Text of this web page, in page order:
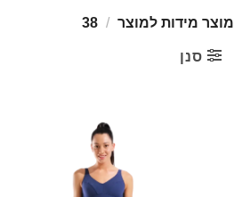
מוצר מידות למוצר /
38
סנן